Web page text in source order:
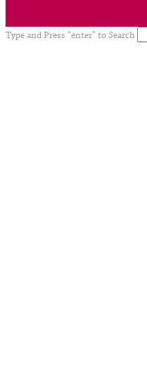
Type and Press “enter” to Search